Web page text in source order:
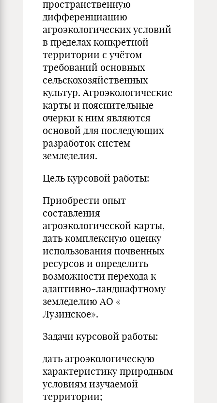
пространственную
дифференциацию
агроэкологических условий
в пределах конкретной
территории с учётом
требований основных
сельскохозяйственных
культур. Агроэкологические
карты и пояснительные
очерки к ним являются
основой для последующих
разработок систем
земледелия.
Цель курсовой работы:
Приобрести опыт
составления
агроэкологической карты,
дать комплексную оценку
использования почвенных
ресурсов и определить
возможности перехода к
адаптивно-ландшафтному
земледелию АО «
Лузинское».
Задачи курсовой работы:
дать агроэкологическую
характеристику природным
условиям изучаемой
территории;